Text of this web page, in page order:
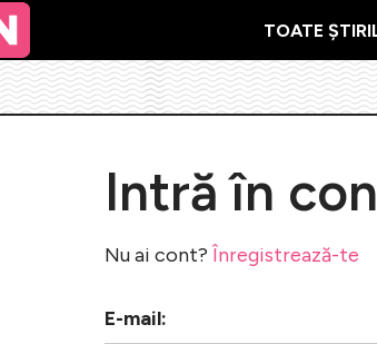
TOATE
Intră în
Nu ai cont?Înregistrează-te
E-mail: